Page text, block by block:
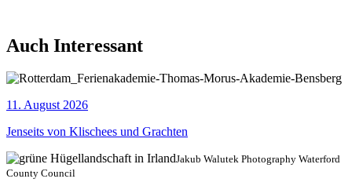
Auch Interessant
11. August 2026
Jenseits von Klischees und Grachten
Jakub Walutek Photography Waterford
County Council